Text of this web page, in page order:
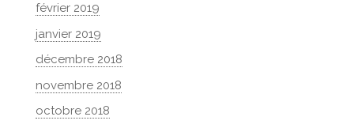
février 2019
janvier 2019
décembre 2018
novembre 2018
octobre 2018